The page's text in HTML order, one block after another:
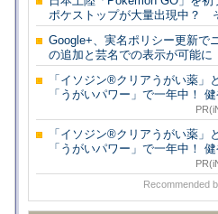
ポケストップが大量出現中？
Google+、実名ポリシー更新で
の追加と芸名での表示が可能に
「イソジン®クリアうがい薬」
「うがいパワー」で一年中！
「イソジン®クリアうがい薬」
「うがいパワー」で一年中！
Recommended